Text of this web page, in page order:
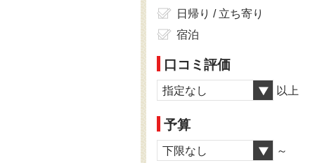
日帰り / 立ち寄り
宿泊
口コミ評価
指定なし 以上
予算
下限なし ～